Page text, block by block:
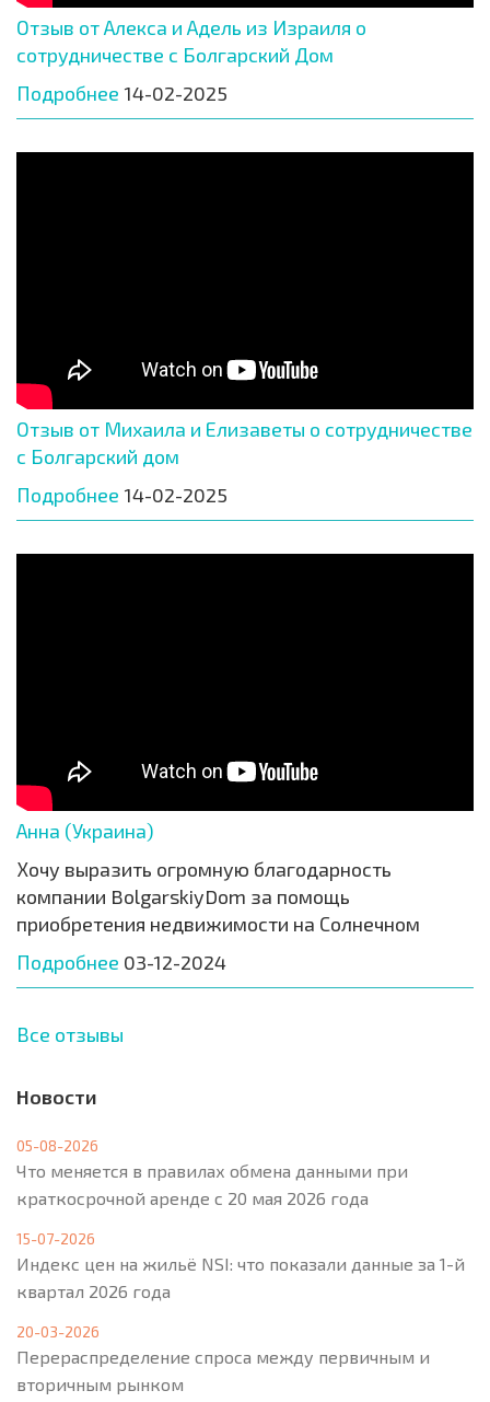
Отзыв от Алекса и Адель из Израиля о
сотрудничестве с Болгарский Дом
Подробнее 14-02-2025
Отзыв от Михаила и Елизаветы о сотрудничестве
с Болгарский дом
Подробнее 14-02-2025
Анна (Украина)
Хочу выразить огромную благодарность
компании BolgarskiyDom за помощь
приобретения недвижимости на Солнечном
Подробнее 03-12-2024
Все отзывы
Новости
05-08-2026
Что меняется в правилах обмена данными при
краткосрочной аренде с 20 мая 2026 года
15-07-2026
Индекс цен на жильё NSI: что показали данные за 1-й
квартал 2026 года
20-03-2026
Перераспределение спроса между первичным и
вторичным рынком